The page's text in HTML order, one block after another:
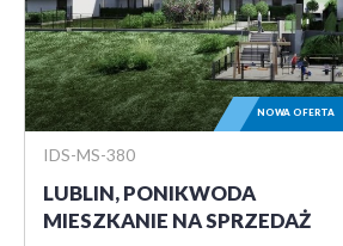
IDS-MS-380
LUBLIN, PONIKWODA
MIESZKANIE NA SPRZEDAŻ
NOWA OFERTA